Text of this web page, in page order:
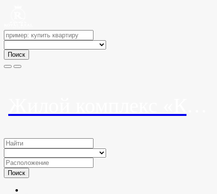
Поиск
Поиск